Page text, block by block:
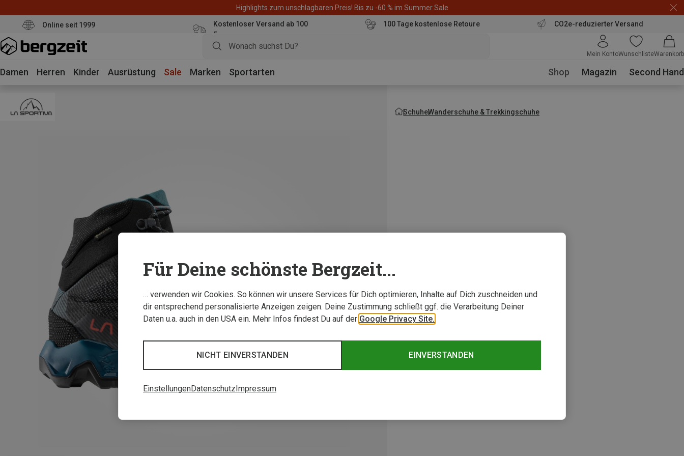
Highlights zum unschlagbaren Preis! Bis zu -60 % im Summer Sale
Online seit 1999
Kostenloser Versand ab 100
Euro
100 Tage kostenlose Retoure CO2e-reduzierter Versand
Mein KontoWunschlisteWarenkorb
Damen Herren Kinder Ausrüstung Sale Marken Sportarten Shop Magazin Second Hand
SchuheWanderschuhe & Trekkingschuhe
Für Deine schönste Bergzeit...
… verwenden wir Cookies. So können wir unsere Services für Dich optimieren, Inhalte auf Dich zuschneiden und
dir entsprechend personalisierte Anzeigen zeigen. Deine Zustimmung schließt ggf. die Verarbeitung Deiner
Daten u.a. auch in den USA ein. Mehr Infos findest Du auf der Google Privacy Site.
EINVERSTANDEN
NICHT EINVERSTANDEN
EinstellungenDatenschutz Impressum